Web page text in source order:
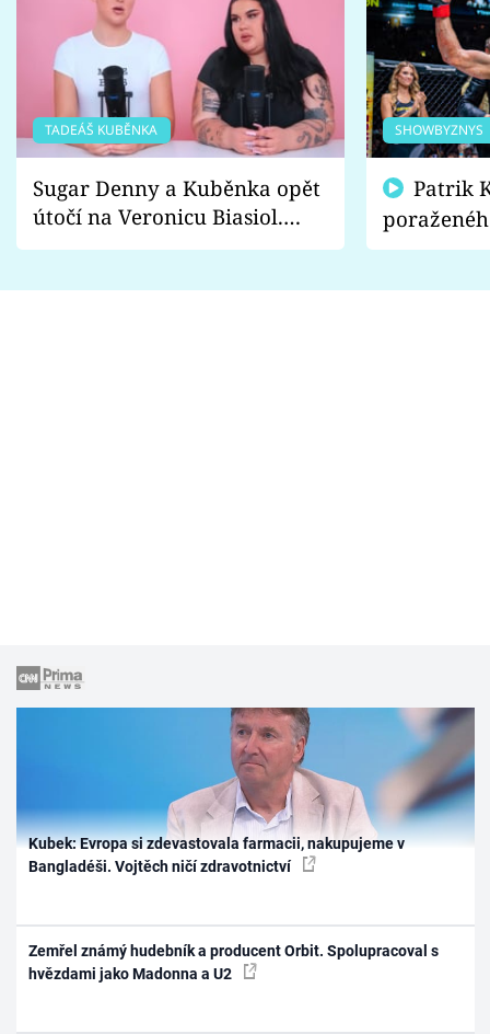
TADEÁŠ KUBĚNKA
Sugar Denny a Kuběnka opět
útočí na Veronicu Biasiol.
Proč je podle nich falešná a
SHOWBYZNYS
fanoušci
Kubek: Evropa si zdevastovala farmacii, nakupujeme v
Bangladéši. Vojtěch ničí zdravotnictví
Zemřel známý hudebník a producent Orbit. Spolupracoval s
hvězdami jako Madonna a U2